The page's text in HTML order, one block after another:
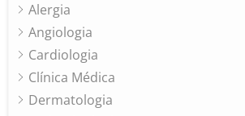
Alergia
Angiologia
Cardiologia
Clínica Médica
Dermatologia